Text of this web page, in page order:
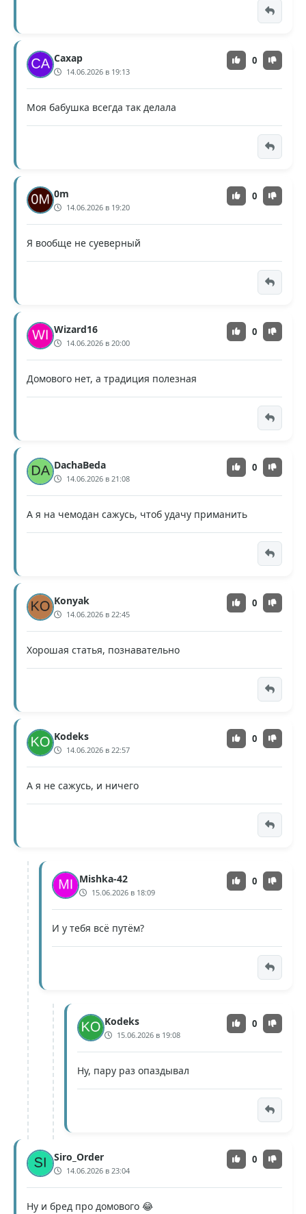
Caxap
14.06.2026 в 19:13
0
Моя бабушка всегда так делала
0m
14.06.2026 в 19:20
0
Я вообще не суеверный
Wizard16
14.06.2026 в 20:00
0
Домового нет, а традиция полезная
DachaBeda
14.06.2026 в 21:08
0
А я на чемодан сажусь, чтоб удачу приманить
Konyak
14.06.2026 в 22:45
0
Хорошая статья, познавательно
Kodeks
14.06.2026 в 22:57
0
А я не сажусь, и ничего
Mishka-42
15.06.2026 в 18:09
0
И у тебя всё путём?
Kodeks
15.06.2026 в 19:08
0
Ну, пару раз опаздывал
Siro_Order
14.06.2026 в 23:04
0
Ну и бред про домового 😂